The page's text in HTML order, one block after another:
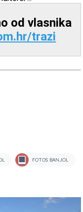
od vlasnika
trazi
FOTOS BANJOL